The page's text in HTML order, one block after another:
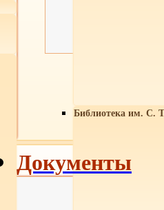
Библиотека им. С.
Документы